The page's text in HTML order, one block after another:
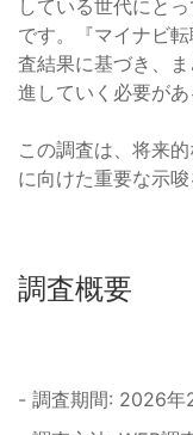
している世代にと
です。『マイナビ
査結果に基づき、
進していく必要があ
この調査は、将来
に向けた重要な示
調査概要
- 調査期間: 2026年